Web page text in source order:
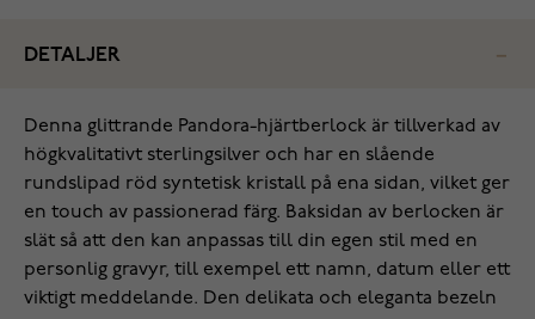
DETALJER
Denna glittrande Pandora-hjärtberlock är tillverkad av
högkvalitativt sterlingsilver och har en slående
rundslipad röd syntetisk kristall på ena sidan, vilket ger
en touch av passionerad färg. Baksidan av berlocken är
slät så att den kan anpassas till din egen stil med en
personlig gravyr, till exempel ett namn, datum eller ett
viktigt meddelande. Den delikata och eleganta bezeln